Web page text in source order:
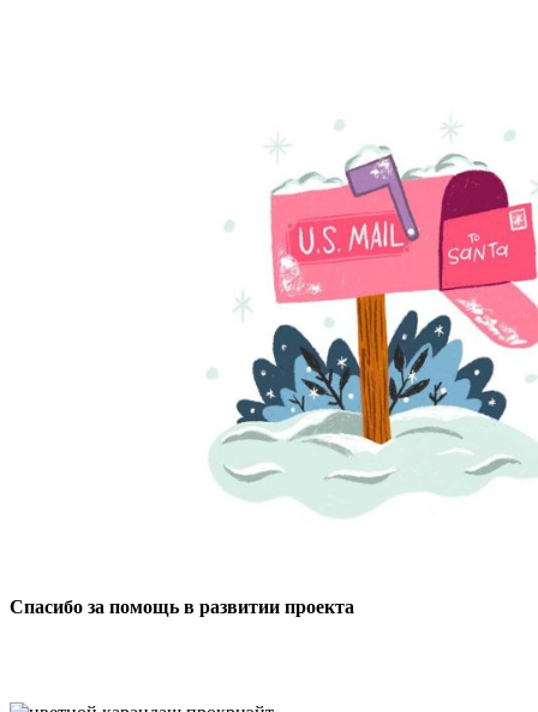
Спасибо за помощь в развитии проекта